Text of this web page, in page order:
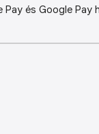
és Google Pay